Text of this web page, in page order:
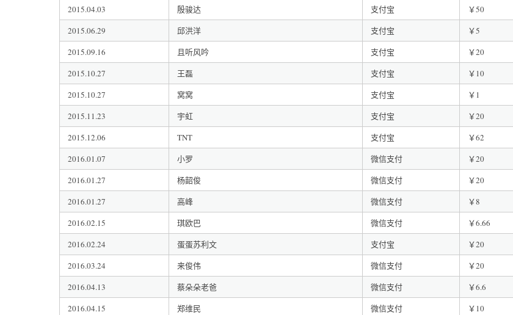
2015.04.03 殷骏达 支付宝
￥50
2015.06.29
邱洪洋 支付宝
￥5
2015.09.16
且听风吟 支付宝
￥20
2015.10.27
王磊 支付宝
￥10
2015.10.27
窝窝 支付宝
￥1
2015.11.23
宇虹 支付宝
￥20
2015.12.06
TNT 支付宝
￥62
2016.01.07
小罗 微信支付
￥20
2016.01.27
杨韶俊 微信支付
￥20
2016.01.27
高峰 微信支付
￥8
2016.02.15
琪欧巴 微信支付
￥6.66
2016.02.24
蛋蛋苏利文 支付宝
￥20
2016.03.24
来俊伟 微信支付
￥20
2016.04.13
蔡朵朵老爸 微信支付
￥6.6
2016.04.15
郑维民 微信支付
￥10